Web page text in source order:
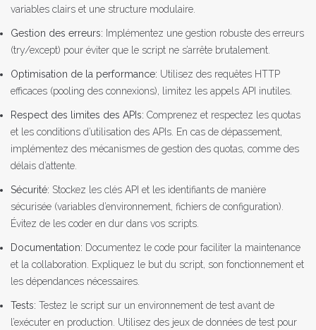
variables clairs et une structure modulaire.
Gestion des erreurs: Implémentez une gestion robuste des erreurs
(try/except) pour éviter que le script ne s’arrête brutalement.
Optimisation de la performance: Utilisez des requêtes HTTP
efficaces (pooling des connexions), limitez les appels API inutiles.
Respect des limites des APIs: Comprenez et respectez les quotas
et les conditions d’utilisation des APIs. En cas de dépassement,
implémentez des mécanismes de gestion des quotas, comme des
délais d’attente.
Sécurité: Stockez les clés API et les identifiants de manière
sécurisée (variables d’environnement, fichiers de configuration).
Évitez de les coder en dur dans vos scripts.
Documentation: Documentez le code pour faciliter la maintenance
et la collaboration. Expliquez le but du script, son fonctionnement et
les dépendances nécessaires.
Tests: Testez le script sur un environnement de test avant de
l’exécuter en production. Utilisez des jeux de données de test pour